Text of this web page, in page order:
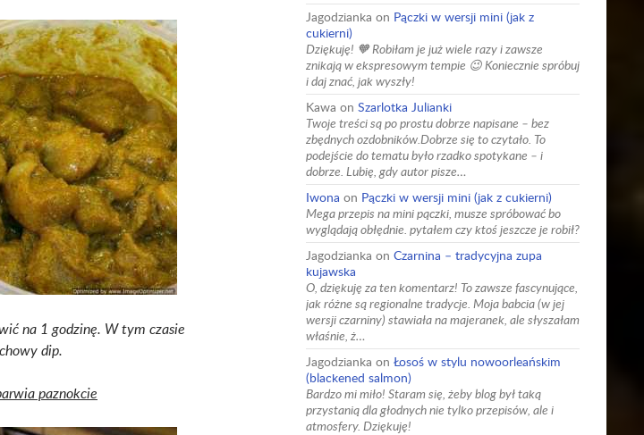
na 1 godzinę. W tym czasie
dip.
paznokcie
Jagodzianka on Pączki w wersji mini (jak z
cukierni)
Dziękuję! 🧡 Robiłam je już wiele razy i zawsze
znikają w ekspresowym tempie 😉 Koniecznie spróbuj
i daj znać, jak wyszły!
Kawa on Szarlotka Julianki
Twoje treści są po prostu dobrze napisane – bez
zbędnych ozdobników.Dobrze się to czytało. To
podejście do tematu było rzadko spotykane – i
dobrze. Lubię, gdy autor pisze…
Iwona on Pączki w wersji mini (jak z cukierni)
Mega przepis na mini pączki, musze spróbować bo
wyglądają obłędnie. pytałem czy ktoś jeszcze je robił?
Jagodzianka on Czarnina – tradycyjna zupa
kujawska
O, dziękuję za ten komentarz! To zawsze fascynujące,
jak różne są regionalne tradycje. Moja babcia (w jej
wersji czarniny) stawiała na majeranek, ale słyszałam
właśnie, ż…
Jagodzianka on Łosoś w stylu nowoorleańskim
(blackened salmon)
Bardzo mi miło! Staram się, żeby blog był taką
przystanią dla głodnych nie tylko przepisów, ale i
atmosfery. Dziękuję!